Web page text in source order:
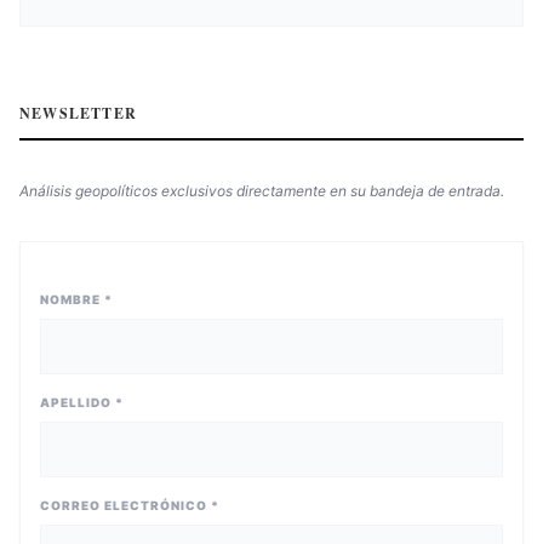
NEWSLETTER
Análisis geopolíticos exclusivos directamente en su bandeja de entrada.
NOMBRE *
APELLIDO *
CORREO ELECTRÓNICO *